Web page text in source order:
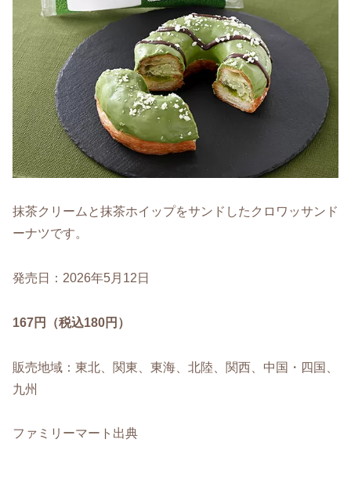
抹茶クリームと抹茶ホイップをサンドしたクロワッサンド
ーナツです。
発売日：2026年5月12日
167円（税込180円）
販売地域：東北、関東、東海、北陸、関西、中国・四国、
九州
ファミリーマート出典